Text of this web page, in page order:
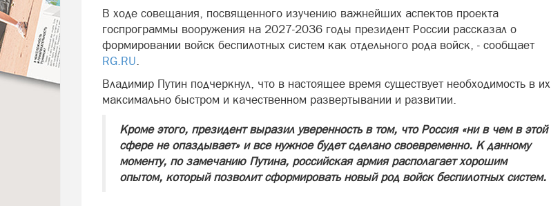
В ходе совещания, посвященного изучению важнейших аспектов проекта
госпрограммы вооружения на 2027-2036 годы президент России рассказал о
формировании войск беспилотных систем как отдельного рода войск, - сообщает
RG.RU.
Владимир Путин подчеркнул, что в настоящее время существует необходимость в их
максимально быстром и качественном развертывании и развитии.
Кроме этого, президент выразил уверенность в том, что Россия «ни в чем в этой
сфере не опаздывает» и все нужное будет сделано своевременно. К данному
моменту, по замечанию Путина, российская армия располагает хорошим
опытом, который позволит сформировать новый род войск беспилотных систем.